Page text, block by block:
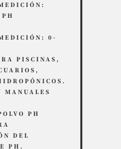
0-
PISCINAS,
MANUALES
PH
DEL
PH.